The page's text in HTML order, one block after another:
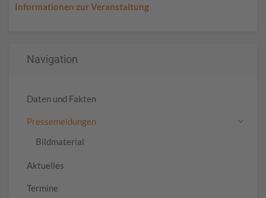
Informationen zur Veranstaltung
Navigation
Daten und Fakten
Pressemeldungen
Bildmaterial
Aktuelles
Termine